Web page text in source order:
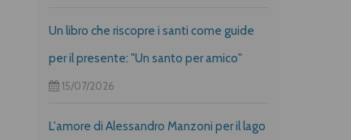
Un libro che riscopre i santi come guide
per il presente: "Un santo per amico"
15/07/2026
L'amore di Alessandro Manzoni per il lago